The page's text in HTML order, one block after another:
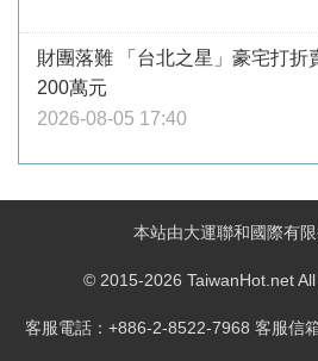
財團落難 「台北之星」豪宅打折
200萬元
2026-08-05 17:40
本站由大運聯和國際有
© 2015-2026 TaiwanHot.net All
客服電話：+886-2-8522-7968 客服信